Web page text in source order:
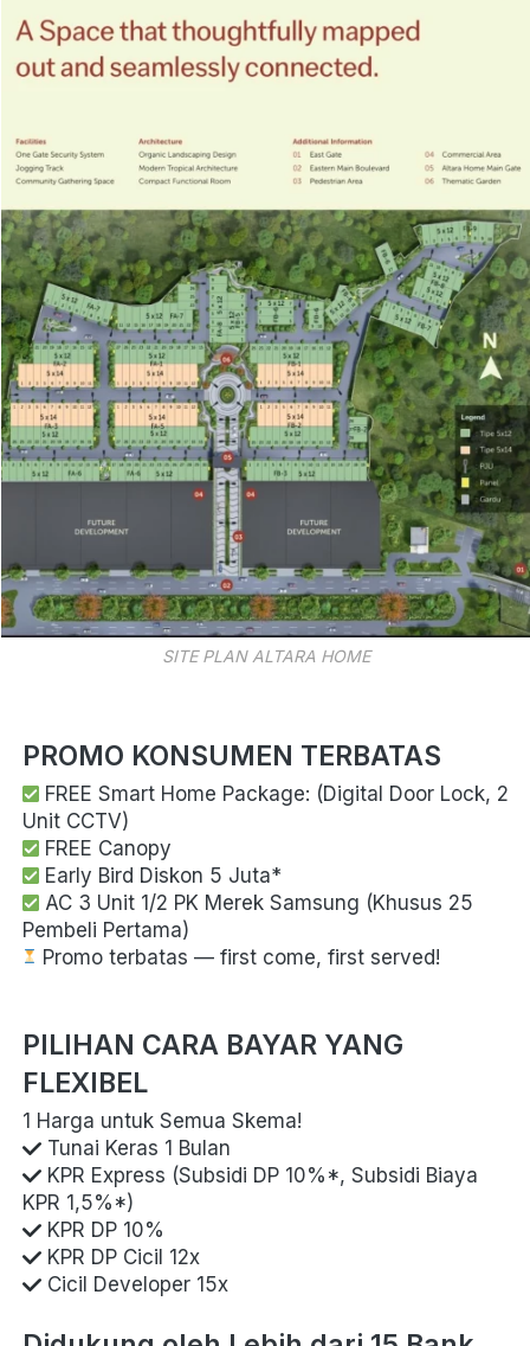
SITE PLAN ALTARA HOME
PROMO KONSUMEN TERBATAS
FREE Smart Home Package: (Digital Door Lock, 2
Unit CCTV)
AC 3 Unit 1/2 PK Merek Samsung (Khusus 25
Pembeli Pertama)
Promo terbatas — first come, first served!
PILIHAN CARA BAYAR YANG
FLEXIBEL
1 Harga untuk Semua Skema!
KPR Express (Subsidi DP 10%*, Subsidi Biaya
Cicil Developer 15x